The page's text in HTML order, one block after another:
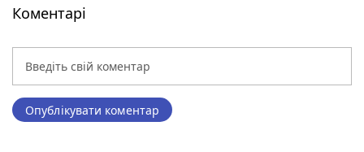
Коментарі
Опублікувати коментар